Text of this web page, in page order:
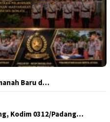
Baru d…
Kodim 0312/Padang…